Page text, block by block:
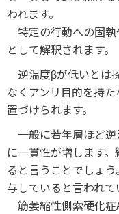
われます。
特定の行動への固
として解釈されます。
逆温度βが低いとは
なくアンリ目的を持
置づけられます。
一般に若年層ほど
に一貫性が増します
ると言うことでしょ
与していると言われて
筋萎縮性側索硬化症